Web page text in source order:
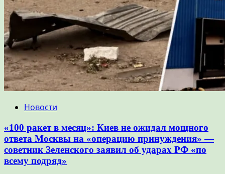
Новости
«100 ракет в месяц»: Киев не ожидал мощного
ответа Москвы на «операцию принуждения» —
советник Зеленского заявил об ударах РФ «по
всему подряд»